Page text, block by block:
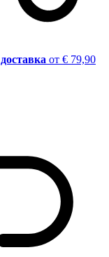
от € 79,90